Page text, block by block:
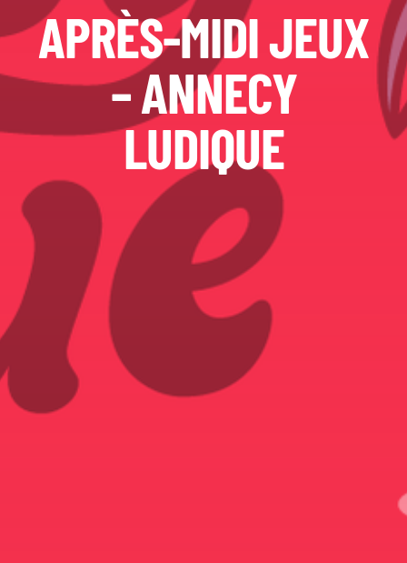
APRÈS-MIDI JEUX
– ANNECY
LUDIQUE